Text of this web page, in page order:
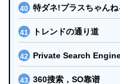
特ダネ!プラスちゃんね
トレンドの通り道
Private Search
360搜索，SO靠谱